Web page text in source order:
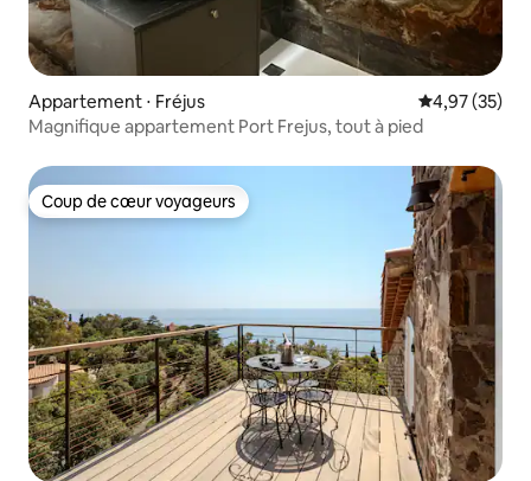
Appartement ⋅ Fréjus Évaluation
4,97 (35)
Magnifique appartement Port Frejus, tout à pied
Coup de cœur voyageurs
Coup de cœur voyageurs